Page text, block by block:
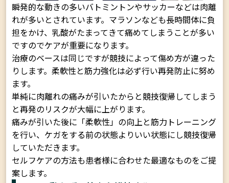
瞬発的な動きの多いバトミントンやサッカーなどは肉離
れが多いとされています。マラソンなども長時間体に負
担をかけ、乳酸がたまってきて痛めてしまうことが多い
ですのでケアが重要になります。
治療のベースは同じですが競技によって傷め方が違った
りします。柔軟性と筋力強化は必ず行い再発防止に努め
ます。
単純に肉離れの痛みが引いたからと競技復帰してしまう
と再発のリスクが大幅に上がります。
痛みが引いた後に「柔軟性」の向上と筋力トレーニング
を行い、ケガをする前の状態よりいい状態にし競技復帰
していただきます。
セルフケアの方法も患者様に合わせた最適なものをご提
案します。